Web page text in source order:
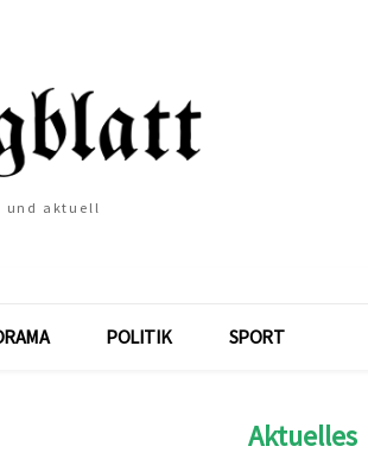
und aktuell
POLITIK SPORT
Aktuelles